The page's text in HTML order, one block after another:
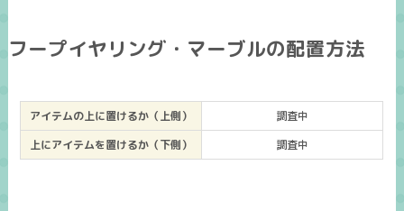
フープイヤリング・マーブルの配置方法
アイテムの上に置けるか（上側）
調査中
上にアイテムを置けるか（下側）
調査中